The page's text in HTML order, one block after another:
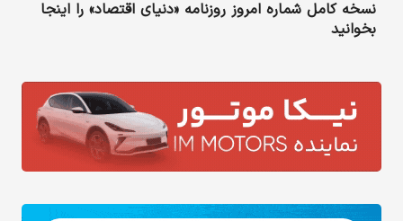
نسخه کامل شماره امروز روزنامه «دنیای‌ اقتصاد» را اینجا
بخوانید